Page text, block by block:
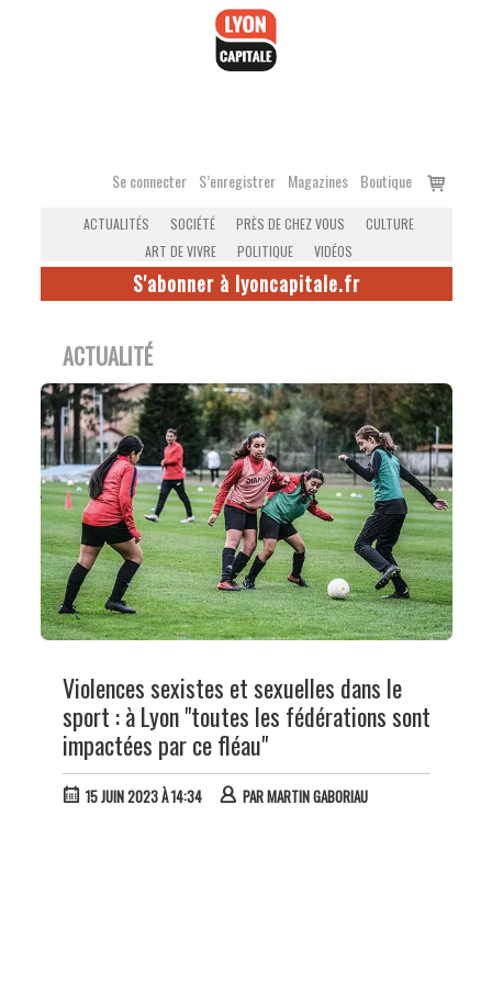
Se connecter S’enregistrer Magazines Boutique
Voir
ACTUALITÉS SOCIÉTÉ PRÈS DE CHEZ VOUS
CULTURE
ART DE VIVRE
POLITIQUE VIDÉOS
S'abonner à lyoncapitale.fr
ACTUALITÉ
Violences sexistes et sexuelles dans le
sport : à Lyon "toutes les fédérations sont
impactées par ce fléau"
15 JUIN 2023 À 14:34 PARMARTIN GABORIAU